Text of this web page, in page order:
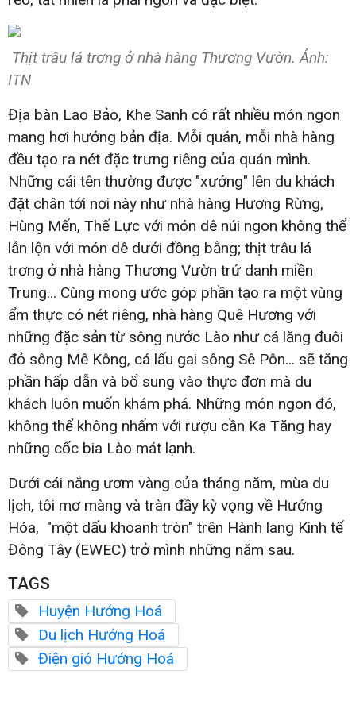
Thịt trâu lá trơng ở nhà hàng Thương Vườn. Ảnh:
ITN
Địa bàn Lao Bảo, Khe Sanh có rất nhiều món ngon
mang hơi hướng bản địa. Mỗi quán, mỗi nhà hàng
đều tạo ra nét đặc trưng riêng của quán mình.
Những cái tên thường được "xướng" lên du khách
đặt chân tới nơi này như nhà hàng Hương Rừng,
Hùng Mến, Thế Lực với món dê núi ngon không thể
lẫn lộn với món dê dưới đồng bằng; thịt trâu lá
trơng ở nhà hàng Thương Vườn trứ danh miền
Trung... Cùng mong ước góp phần tạo ra một vùng
ẩm thực có nét riêng, nhà hàng Quê Hương với
những đặc sản từ sông nước Lào như cá lăng đuôi
đỏ sông Mê Kông, cá lấu gai sông Sê Pôn... sẽ tăng
phần hấp dẫn và bổ sung vào thực đơn mà du
khách luôn muốn khám phá. Những món ngon đó,
không thể không nhấm với rượu cần Ka Tăng hay
những cốc bia Lào mát lạnh.
Dưới cái nắng ươm vàng của tháng năm, mùa du
lịch, tôi mơ màng và tràn đầy kỳ vọng về Hướng
Hóa, "một dấu khoanh tròn" trên Hành lang Kinh tế
Đông Tây (EWEC) trở mình những năm sau.
TAGS
Huyện Hướng Hoá
Du lịch Hướng Hoá
Điện gió Hướng Hoá